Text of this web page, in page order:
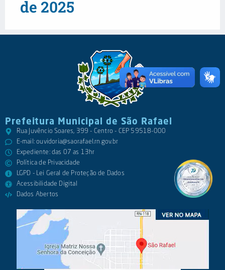
de 2025
Prefeitura Municipal de São Rafael
Rua Juvêncio Soares, 399 - Centro - CEP 59518-000
E-mail:ouvidoria@saorafael.rn.gov.br
Expediente: das 07 as 13hr
Política de Privacidade
LGPD - Lei Geral de Proteção de Dados
Acessibilidade Digital
Dados Abertos